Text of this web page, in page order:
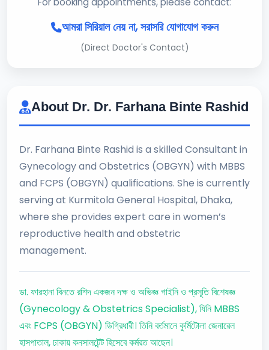
আমরা সিরিয়াল নেয় না, সরাসরি যোগাযোগ করুন
(Direct Doctor's Contact)
About Dr. Dr. Farhana Binte Rashid
Dr. Farhana Binte Rashid is a skilled Consultant in
Gynecology and Obstetrics (OBGYN) with MBBS
and FCPS (OBGYN) qualifications. She is currently
serving at Kurmitola General Hospital, Dhaka,
where she provides expert care in women’s
reproductive health and obstetric
management.
ডা. ফারহানা বিনতে রশিদ একজন দক্ষ ও অভিজ্ঞ গাইনি ও প্রসূতি বিশেষজ্ঞ
(Gynecology & Obstetrics Specialist), যিনি MBBS
এবং FCPS (OBGYN) ডিগ্রিধারী। তিনি বর্তমানে কুর্মিটোলা জেনারেল
হাসপাতাল, ঢাকায় কনসালটেন্ট হিসেবে কর্মরত আছেন।